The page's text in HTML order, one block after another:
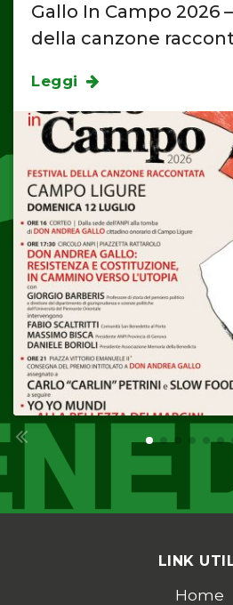
Gallo In Campo 2026
della canzone
Leggi
LINK
Home